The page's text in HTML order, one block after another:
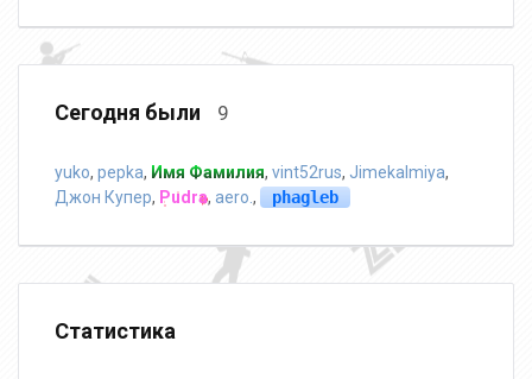
Сегодня были 9
yuko, pepka, Имя Фамилия, vint52rus, Jimekalmiya,
Джон Купер, Pudra, aero. , phagleb
Статистика